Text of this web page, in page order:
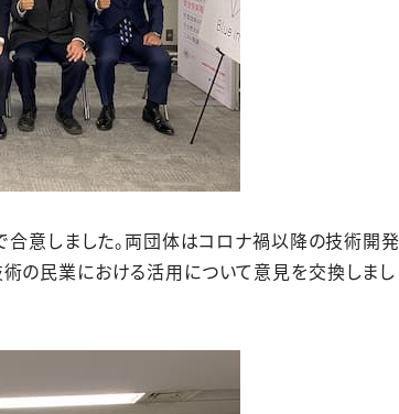
意しました。両団体はコロナ禍以降の技術開発
の民業における活用について意見を交換しまし